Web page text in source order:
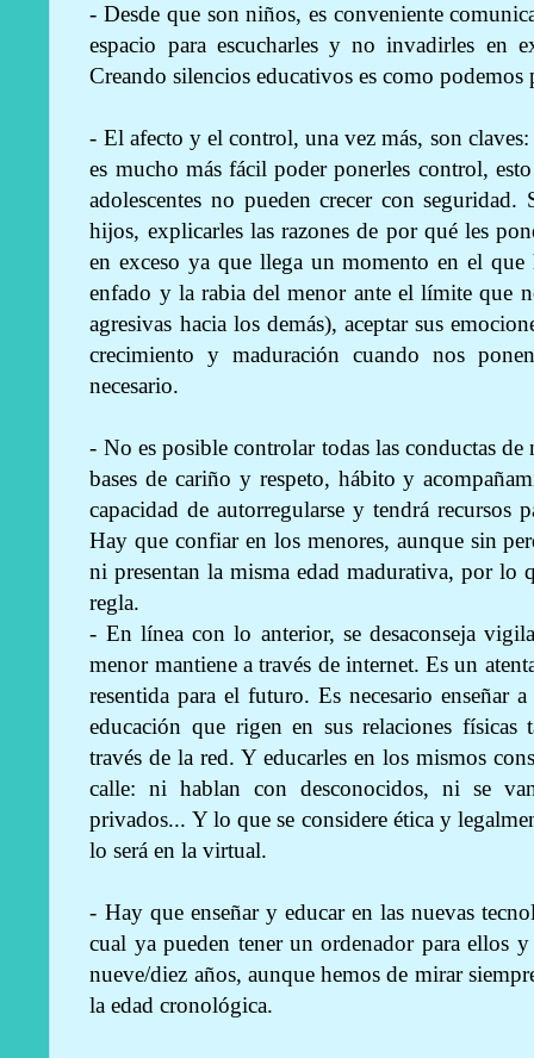
- Desde que son niños, es conveniente
espacio para escucharles y no invadirles en
Creando silencios educativos es como
- El afecto y el control, una vez más, son
es mucho más fácil poder ponerles control,
adolescentes no pueden crecer con seguridad.
hijos, explicarles las razones de por qué les
en exceso ya que llega un momento en el
enfado y la rabia del menor ante el límite que
agresivas hacia los demás), aceptar sus
crecimiento y maduración cuando nos
necesario.
- No es posible controlar todas las conductas
bases de cariño y respeto, hábito y
capacidad de autorregularse y tendrá recursos
Hay que confiar en los menores, aunque sin
ni presentan la misma edad madurativa, por lo
regla.
- En línea con lo anterior, se desaconseja
menor mantiene a través de internet. Es un
resentida para el futuro. Es necesario enseñar
educación que rigen en sus relaciones
través de la red. Y educarles en los mismos
calle: ni hablan con desconocidos, ni se
privados... Y lo que se considere ética y
lo será en la virtual.
- Hay que enseñar y educar en las nuevas
cual ya pueden tener un ordenador para ellos
nueve/diez años, aunque hemos de mirar
la edad cronológica.